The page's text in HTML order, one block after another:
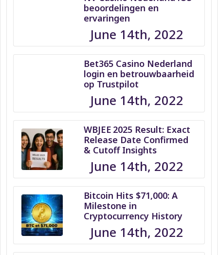
beoordelingen en
ervaringen
June 14th, 2022
Bet365 Casino Nederland
login en betrouwbaarheid
op Trustpilot
June 14th, 2022
WBJEE 2025 Result: Exact
Release Date Confirmed
& Cutoff Insights
June 14th, 2022
Bitcoin Hits $71,000: A
Milestone in
Cryptocurrency History
June 14th, 2022